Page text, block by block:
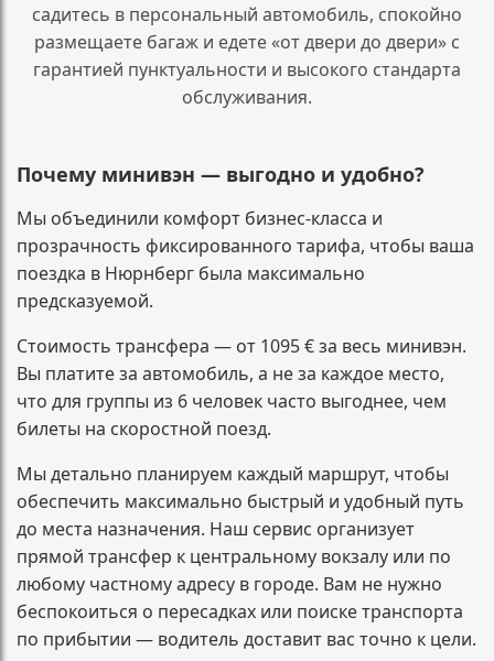
садитесь в персональный автомобиль, спокойно
размещаете багаж и едете «от двери до двери» с
гарантией пунктуальности и высокого стандарта
обслуживания.
Почему минивэн — выгодно и удобно?
Мы объединили комфорт бизнес-класса и
прозрачность фиксированного тарифа, чтобы ваша
поездка в Нюрнберг была максимально
предсказуемой.
Стоимость трансфера — от 1095 € за весь минивэн.
Вы платите за автомобиль, а не за каждое место,
что для группы из 6 человек часто выгоднее, чем
билеты на скоростной поезд.
Мы детально планируем каждый маршрут, чтобы
обеспечить максимально быстрый и удобный путь
до места назначения. Наш сервис организует
прямой трансфер к центральному вокзалу или по
любому частному адресу в городе. Вам не нужно
беспокоиться о пересадках или поиске транспорта
по прибытии — водитель доставит вас точно к цели.